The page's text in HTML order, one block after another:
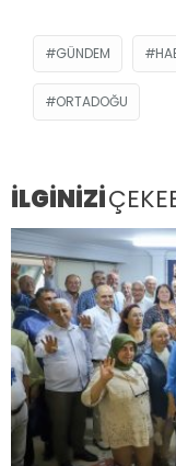
GÜNDEM
ORTADOĞU
İLGİNİZİ